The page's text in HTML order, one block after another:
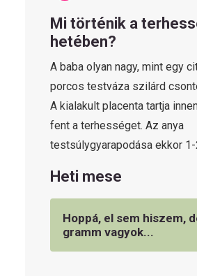
Mi történik a
hetében?
A baba olyan nagy, mint egy
porcos testváza szilárd
A kialakult placenta tartja
fent a terhességet. Az anya
testsúlygyarapodása ekkor 1-
Heti mese
Hoppá, el sem hiszem,
gramm vagyok...